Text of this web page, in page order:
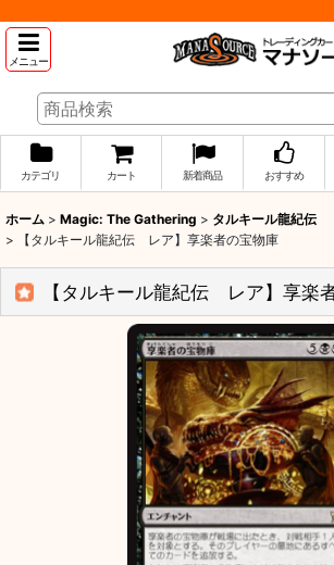
メニュー
カテゴリ カート 新着商品 おすすめ
ホーム > Magic: The Gathering > タルキール龍紀伝
>
【タルキール龍紀伝 レア】享楽者の宝物庫
【タルキール龍紀伝 レア】享楽